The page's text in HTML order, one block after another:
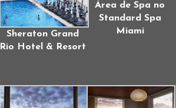
Sheraton Grand
Rio Hotel & Resort
Área de Spa no
Standard Spa
Miami